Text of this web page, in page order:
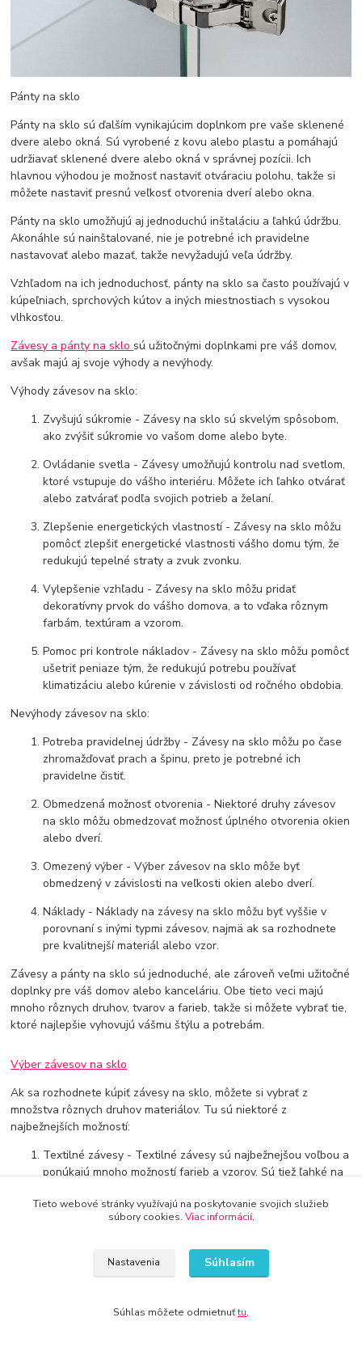
Pánty na sklo
Pánty na sklo sú ďalším vynikajúcim doplnkom pre vaše sklenené
dvere alebo okná. Sú vyrobené z kovu alebo plastu a pomáhajú
udržiavať sklenené dvere alebo okná v správnej pozícii. Ich
hlavnou výhodou je možnosť nastaviť otváraciu polohu, takže si
môžete nastaviť presnú veľkosť otvorenia dverí alebo okna.
Pánty na sklo umožňujú aj jednoduchú inštaláciu a ľahkú údržbu.
Akonáhle sú nainštalované, nie je potrebné ich pravidelne
nastavovať alebo mazať, takže nevyžadujú veľa údržby.
Vzhľadom na ich jednoduchosť, pánty na sklo sa často používajú v
kúpeľniach, sprchových kútov a iných miestnostiach s vysokou
vlhkosťou.
Závesy a pánty na sklo sú užitočnými doplnkami pre váš domov,
avšak majú aj svoje výhody a nevýhody.
Výhody závesov na sklo:
Zvyšujú súkromie - Závesy na sklo sú skvelým spôsobom,
ako zvýšiť súkromie vo vašom dome alebo byte.
Ovládanie svetla - Závesy umožňujú kontrolu nad svetlom,
ktoré vstupuje do vášho interiéru. Môžete ich ľahko otvárať
alebo zatvárať podľa svojich potrieb a želaní.
Zlepšenie energetických vlastností - Závesy na sklo môžu
pomôcť zlepšiť energetické vlastnosti vášho domu tým, že
redukujú tepelné straty a zvuk zvonku.
Vylepšenie vzhľadu - Závesy na sklo môžu pridať
dekoratívny prvok do vášho domova, a to vďaka rôznym
farbám, textúram a vzorom.
Pomoc pri kontrole nákladov - Závesy na sklo môžu pomôcť
ušetriť peniaze tým, že redukujú potrebu používať
klimatizáciu alebo kúrenie v závislosti od ročného obdobia.
Nevýhody závesov na sklo:
Potreba pravidelnej údržby - Závesy na sklo môžu po čase
zhromažďovať prach a špinu, preto je potrebné ich
pravidelne čistiť.
Obmedzená možnosť otvorenia - Niektoré druhy závesov
na sklo môžu obmedzovať možnosť úplného otvorenia okien
alebo dverí.
Omezený výber - Výber závesov na sklo môže byť
obmedzený v závislosti na veľkosti okien alebo dverí.
Náklady - Náklady na závesy na sklo môžu byť vyššie v
porovnaní s inými typmi závesov, najmä ak sa rozhodnete
pre kvalitnejší materiál alebo vzor.
Závesy a pánty na sklo sú jednoduché, ale zároveň veľmi užitočné
doplnky pre váš domov alebo kanceláriu. Obe tieto veci majú
mnoho rôznych druhov, tvarov a farieb, takže si môžete vybrať tie,
ktoré najlepšie vyhovujú vášmu štýlu a potrebám.
Výber závesov na sklo
Ak sa rozhodnete kúpiť závesy na sklo, môžete si vybrať z
množstva rôznych druhov materiálov. Tu sú niektoré z
najbežnejších možností:
Textilné závesy - Textilné závesy sú najbežnejšou voľbou a
ponúkajú mnoho možností farieb a vzorov. Sú tiež ľahké na
Bambusové závesy - Bambusové závesy sú skvelou voľbou
slnečnému žiareniu a môžu byť vyrobené v rôznych tvaroch
a veľkostiach.
riešením pre vaše sklenené dvere alebo okná. Sú k
Tieto webové stránky využívajú na poskytovanie svojich služieb
súbory cookies. Viac informácií.
Nastavenia Súhlasím
Súhlas môžete odmietnuťtu.